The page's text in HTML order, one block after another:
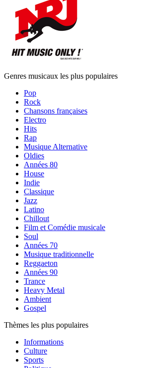
Genres musicaux les plus populaires
Pop
Rock
Chansons françaises
Electro
Hits
Rap
Musique Alternative
Oldies
Années 80
House
Indie
Classique
Jazz
Latino
Chillout
Film et Comédie musicale
Soul
Années 70
Musique traditionnelle
Reggaeton
Années 90
Trance
Heavy Metal
Ambient
Gospel
Thèmes les plus populaires
Informations
Culture
Sports